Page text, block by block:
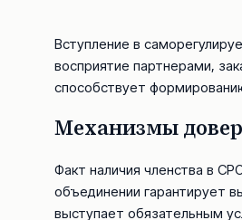
Вступление в
восприятие партнерами,
способствует
Механизмы
Факт наличия членства в
объединении гарантирует
выступает обязательным